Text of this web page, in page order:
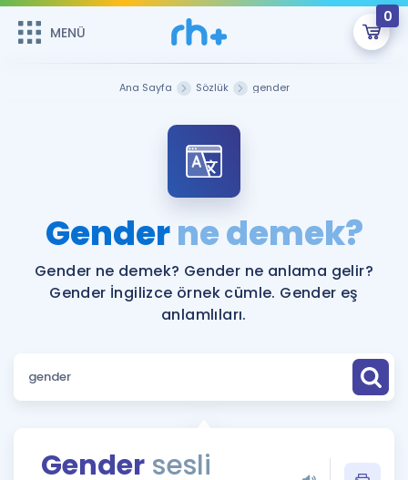
MENÜ
0
ÜYE DEĞİLİM
Sepetin Şu An Boş.
Remzi Hoca ile seni sınava hazırlayacak onlarca eğitim seni
bekliyor!
MENÜ
Faydalı Araçlar
Sözlük
Rehberlik Aracı
Hakkımızda
Ana Sayfa Sözlük gender
Genderne demek?
Gender ne demek? Gender ne anlama gelir?
Gender İngilizce örnek cümle. Gender eş
anlamlıları.
Gender sesli